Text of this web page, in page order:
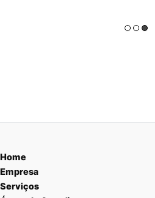
Home
Empresa
Serviços